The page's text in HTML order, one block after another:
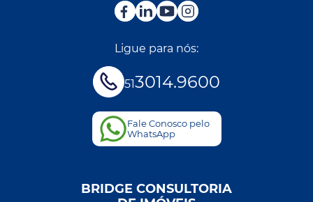
Ligue para nós:
513014.9600
Fale Conosco pelo
WhatsApp
BRIDGE CONSULTORIA